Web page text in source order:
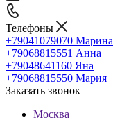
Телефоны
+79041079070 Марина
+79068815551 Анна
+79048641160 Яна
+79068815550 Мария
Заказать звонок
Москва